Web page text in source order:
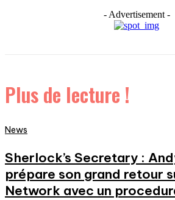
- Advertisement -
Plus de lecture !
News
Sherlock’s Secretary :
prépare son grand retour
Network avec un